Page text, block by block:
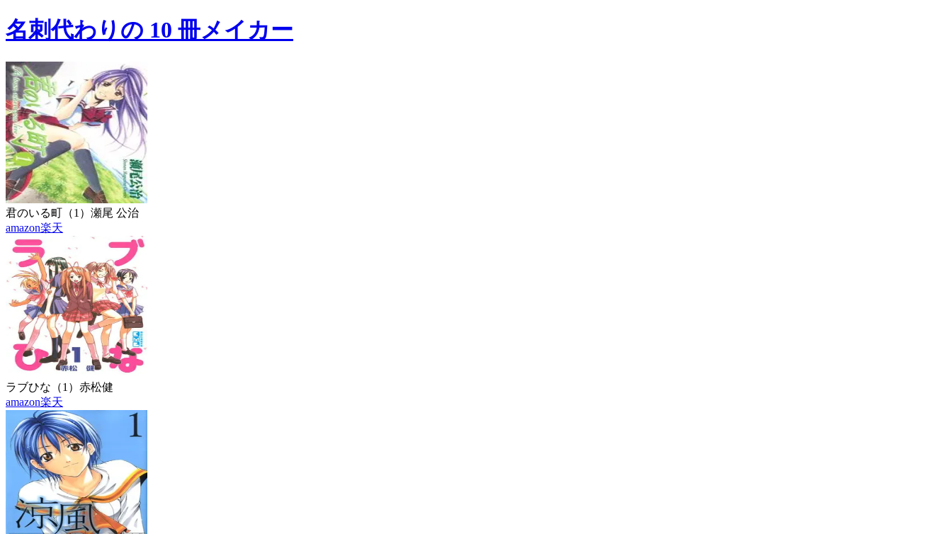
名刺代わりの 10 冊メイカー
君のいる町（1） 瀬尾 公治
amazon楽天
ラブひな（1） 赤松健
amazon楽天